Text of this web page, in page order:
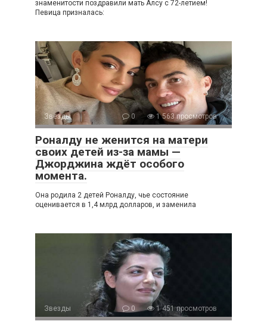
знаменитости поздравили мать Алсу с 72-летием!
Певица призналась:
Звезды 0 1 563 просмотров
Роналду не женится на матери
своих детей из-за мамы —
Джорджина ждёт особого
момента.
Она родила 2 детей Роналду, чье состояние
оценивается в 1,4 млрд долларов, и заменила
Звезды 0 1 451 просмотров